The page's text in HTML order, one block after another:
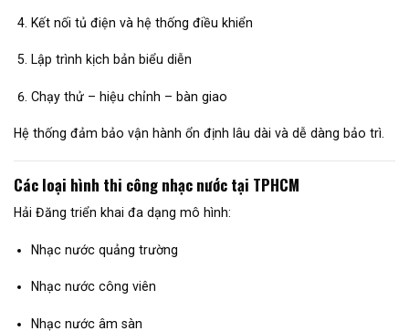
Kết nối tủ điện và hệ thống điều khiển
Lập trình kịch bản biểu diễn
Chạy thử – hiệu chỉnh – bàn giao
Hệ thống đảm bảo vận hành ổn định lâu dài và dễ dàng bảo trì.
Các loại hình thi công nhạc nước tại TPHCM
Hải Đăng triển khai đa dạng mô hình:
Nhạc nước quảng trường
Nhạc nước công viên
Nhạc nước âm sàn